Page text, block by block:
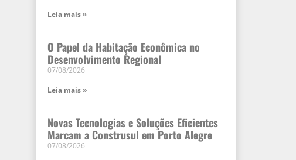
Leia mais »
O Papel da Habitação Econômica no
Desenvolvimento Regional
07/08/2026
Leia mais »
Novas Tecnologias e Soluções Eficientes
Marcam a Construsul em Porto Alegre
07/08/2026